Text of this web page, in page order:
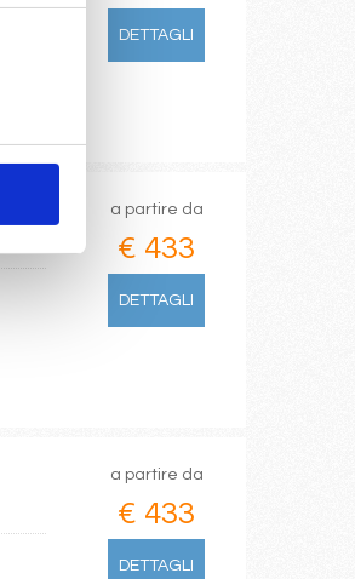
DETTAGLI
a partire da
€ 433
DETTAGLI
a partire da
€ 433
DETTAGLI